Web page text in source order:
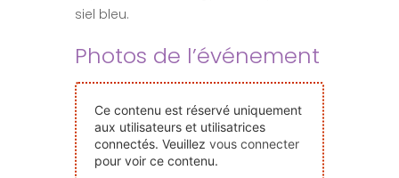
Nos Événements
Devenir Bénévole
siel bleu.
Photos de l’événement
Ce contenu est réservé uniquement
aux utilisateurs et utilisatrices
connectés. Veuillez vous connecter
pour voir ce contenu.